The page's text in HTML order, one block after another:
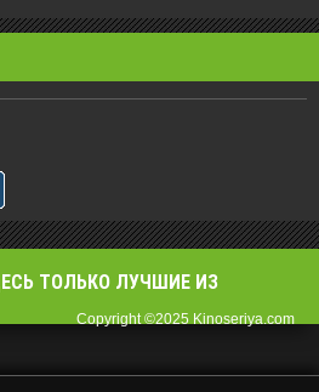
ТОЛЬКО ЛУЧШИЕ ИЗ
Copyright ©2025 Kinoseriya.com